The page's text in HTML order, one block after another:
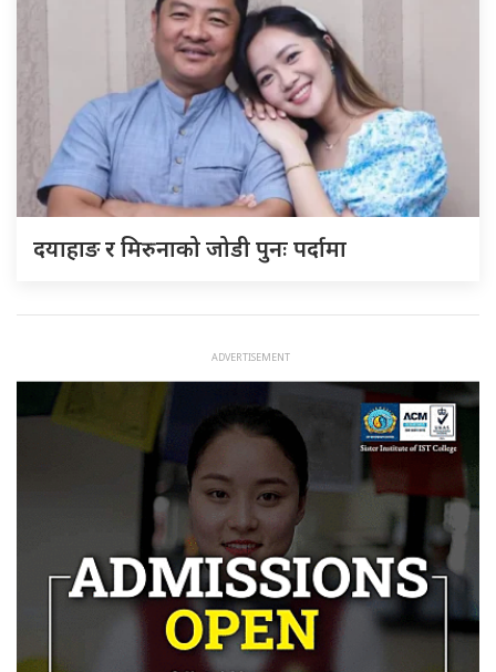
दयाहाङ र मिरुनाको जोडी पुनः पर्दामा